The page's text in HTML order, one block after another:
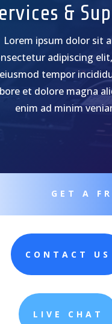
&
Lorem ipsum dolor sit
adipiscing
eiusmod tempor
et dolore magna
enim ad minim
GET A
CONTACT US
LIVE CHAT